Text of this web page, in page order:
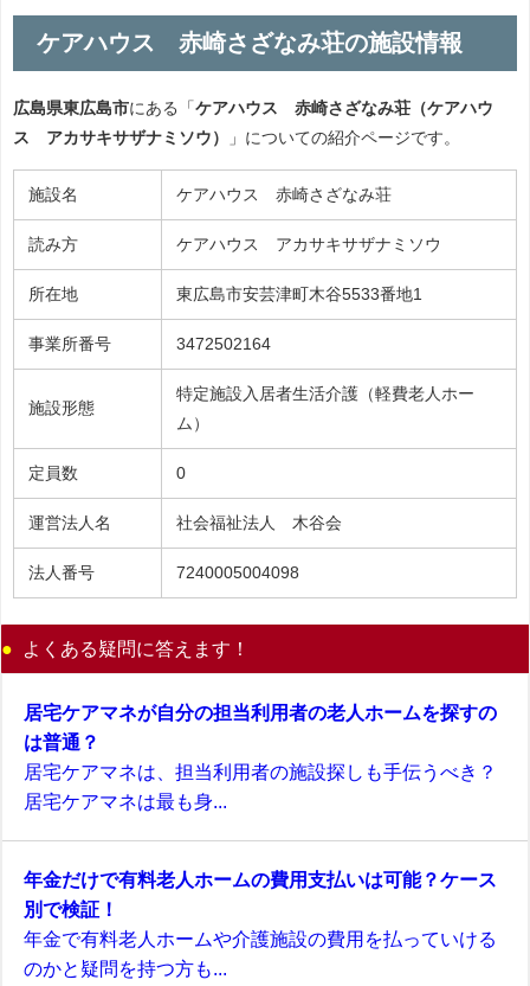
ケアハウス 赤崎さざなみ荘の施設情報
広島県東広島市にある「 ケアハウス 赤崎さざなみ荘（ケアハウ
ス アカサキサザナミソウ）
」についての紹介ページです。
施設名 ケアハウス 赤崎さざなみ荘
読み方 ケアハウス アカサキサザナミソウ
所在地 東広島市安芸津町木谷5533番地1
事業所番号 3472502164
施設形態
特定施設入居者生活介護（軽費老人ホー
ム）
定員数 0
運営法人名 社会福祉法人 木谷会
法人番号 7240005004098
よくある疑問に答えます！
居宅ケアマネが自分の担当利用者の老人ホームを探すの
は普通？
居宅ケアマネは、担当利用者の施設探しも手伝うべき？
居宅ケアマネは最も身...
年金だけで有料老人ホームの費用支払いは可能？ケース
別で検証！
年金で有料老人ホームや介護施設の費用を払っていける
のかと疑問を持つ方も...